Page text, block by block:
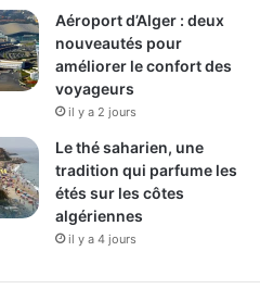
Aéroport d’Alger : deux
nouveautés pour
améliorer le confort des
voyageurs
il y a 2 jours
Le thé saharien, une
tradition qui parfume les
étés sur les côtes
algériennes
il y a 4 jours